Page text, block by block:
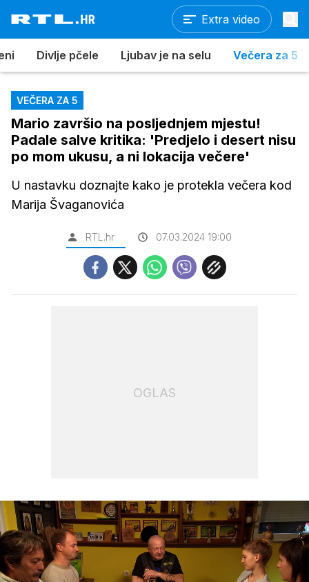
Extra video
Divlje pčele Ljubav je na selu Večera za 5
VEČERA ZA 5
Mario završio na posljednjem mjestu!
Padale salve kritika: 'Predjelo i desert nisu
po mom ukusu, a ni lokacija večere'
U nastavku doznajte kako je protekla večera kod
Marija Švaganovića
RTL.hr 07.03.2024 19:00
OGLAS